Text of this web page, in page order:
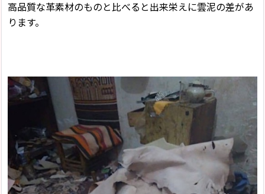
高品質な革素材のものと比べると出来栄えに雲泥の差があ
ります。